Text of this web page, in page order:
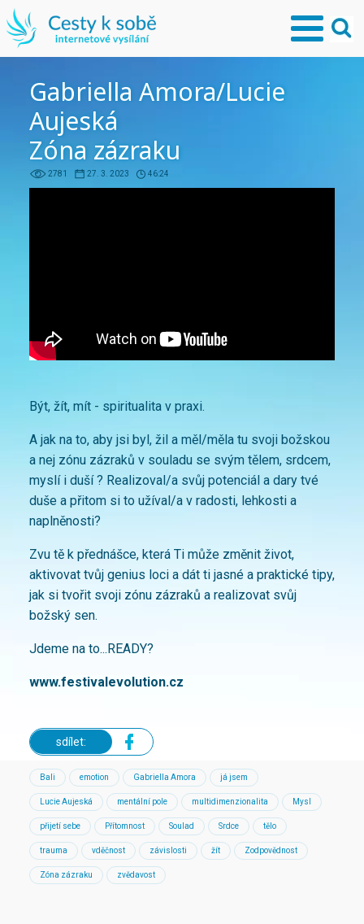
Gabriella Amora/Lucie
Aujeská
Zóna zázraku
2781 27. 3. 2023 46:24
Být, žít, mít - spiritualita v praxi.
A jak na to, aby jsi byl, žil a měl/měla tu svoji božskou
a nej zónu zázraků v souladu se svým tělem, srdcem,
myslí i duší ? Realizoval/a svůj potenciál a dary tvé
duše a přitom si to užíval/a v radosti, lehkosti a
naplněnosti?
Zvu tě k přednášce, která Ti může změnit život,
aktivovat tvůj genius loci a dát ti jasné a praktické tipy,
jak si tvořit svoji zónu zázraků a realizovat svůj
božský sen.
Jdeme na to...READY?
www.festivalevolution.cz
sdílet:
Bali emotion Gabriella Amora já jsem
Lucie Aujeská mentální pole multidimenzionalita Mysl
přijetí sebe Přítomnost Soulad Srdce tělo
trauma vděčnost závislosti žít Zodpovědnost
Zóna zázraku zvědavost